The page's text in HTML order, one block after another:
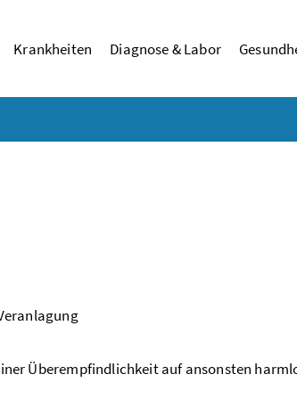
Krankheiten Diagnose & Labor
Überempfindlichkeit auf ansonsten